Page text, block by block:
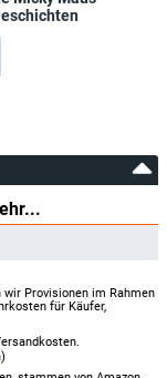
Provisionen im Rahmen
für Käufer,
)